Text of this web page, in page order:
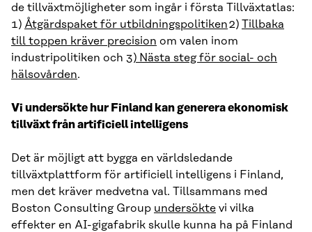
de tillväxtmöjligheter som ingår i första Tillväxtatlas:
1) Åtgärdspaket för utbildningspolitiken2) Tillbaka
till toppen kräver precision om valen inom
industripolitiken och 3) Nästa steg för social- och
hälsovården.
Vi undersökte hur Finland kan generera ekonomisk
tillväxt från artificiell intelligens
Det är möjligt att bygga en världsledande
tillväxtplattform för artificiell intelligens i Finland,
men det kräver medvetna val. Tillsammans med
Boston Consulting Group undersökte vi vilka
effekter en AI-gigafabrik skulle kunna ha på Finland